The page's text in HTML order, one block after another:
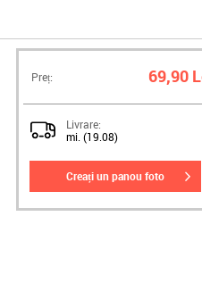
Preț: 69,90
Livrare:
mi. (19.08)
creați un panou foto